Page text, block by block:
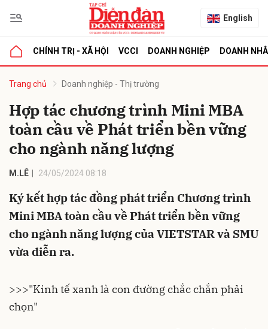
English
CHÍNH TRỊ - XÃ HỘI VCCI DOANH NGHIỆP DOANH
Trang chủ Doanh nghiệp - Thị trường
Hợp tác chương trình Mini MBA
toàn cầu về Phát triển bền vững
cho ngành năng lượng
M.LÊ 24/05/2024 08:18
Ký kết hợp tác đồng phát triển Chương trình
Mini MBA toàn cầu về Phát triển bền vững
cho ngành năng lượng của VIETSTAR và SMU
vừa diễn ra.
>>>"Kinh tế xanh là con đường chắc chắn phải
chọn"
luận
Hủy